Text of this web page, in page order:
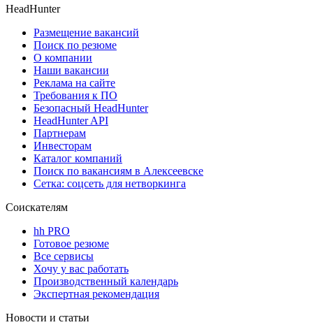
HeadHunter
Размещение вакансий
Поиск по резюме
О компании
Наши вакансии
Реклама на сайте
Требования к ПО
Безопасный HeadHunter
HeadHunter API
Партнерам
Инвесторам
Каталог компаний
Поиск по вакансиям в Алексеевске
Сетка: соцсеть для нетворкинга
Соискателям
hh PRO
Готовое резюме
Все сервисы
Хочу у вас работать
Производственный календарь
Экспертная рекомендация
Новости и статьи